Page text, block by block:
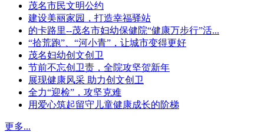
茂名市民文明公约
建设美丽家园，打造幸福驿站
的卡路里--茂名市妇幼保健院“健康万步行”活...
“拾荒跑”、“河小青”，让城市变得更好
茂名妇幼创文创卫
节前不忘创卫责，全院攻坚贺新年
展现健康风采 助力创文创卫
全力“迎检”，攻坚克难
用爱心筑起留守儿童健康成长的阶梯
更多...